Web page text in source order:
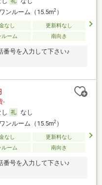
ンルーム（15.5m2）
なし
更新料なし
ルーム 南向き
番号を入力して下さい♪
-
し
なし
ンルーム（15.5m2）
なし
更新料なし
ルーム 南向き
番号を入力して下さい♪